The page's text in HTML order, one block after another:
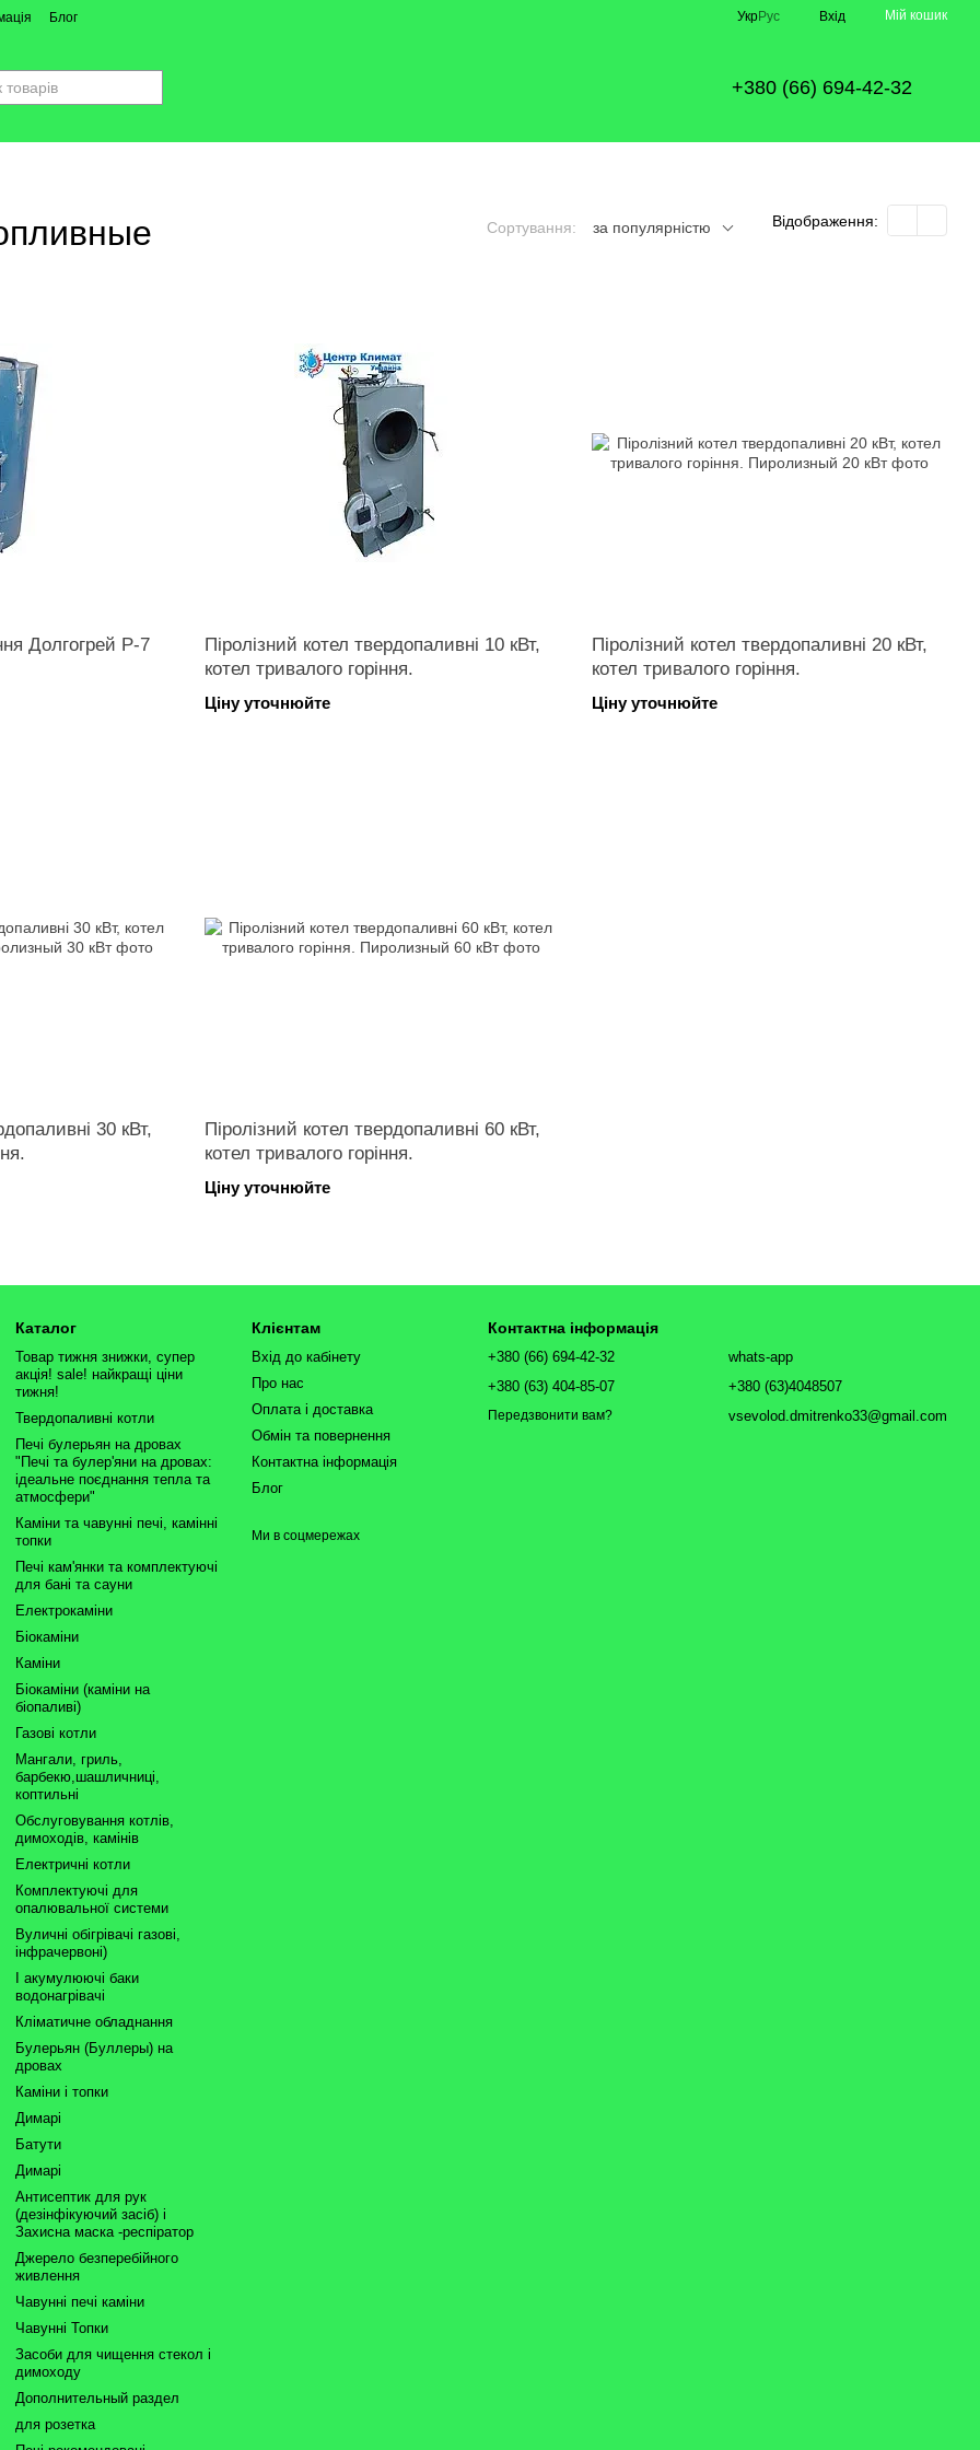
Блог УкрРус Вхід Мій кошик
+380 (66) 694-42-32
Сортування: за популярністю Відображення:
Долгогрей P-7
Піролізний котел твердопаливні 10 кВт,
котел тривалого горіння.
Ціну уточнюйте
Піролізний котел твердопаливні 20 кВт,
котел тривалого горіння.
Ціну уточнюйте
30 кВт,
Піролізний котел твердопаливні 60 кВт,
котел тривалого горіння.
Ціну уточнюйте
Каталог
Товар тижня знижки, супер
акція! sale! найкращі ціни
тижня!
Твердопаливні котли
Печі булерьян на дровах
"Печі та булер'яни на дровах:
ідеальне поєднання тепла та
атмосфери"
Каміни та чавунні печі, камінні
топки
Печі кам'янки та комплектуючі
для бані та сауни
Електрокаміни
Біокаміни
Каміни
Біокаміни (каміни на
біопаливі)
Газові котли
Мангали, гриль,
барбекю,шашличниці,
коптильні
Обслуговування котлів,
димоходів, камінів
Електричні котли
Комплектуючі для
опалювальної системи
Вуличні обігрівачі газові,
інфрачервоні)
І акумулюючі баки
водонагрівачі
Кліматичне обладнання
Булерьян (Буллеры) на
дровах
Каміни і топки
Димарі
Батути
Димарі
Антисептик для рук
(дезінфікуючий засіб) і
Захисна маска -респіратор
Джерело безперебійного
живлення
Чавунні печі каміни
Чавунні Топки
Засоби для чищення стекол і
димоходу
Дополнительный раздел
для розетка
Клієнтам
Вхід до кабінету
Про нас
Оплата і доставка
Обмін та повернення
Контактна інформація
Блог
Ми в соцмережах
Контактна інформація
+380 (66) 694-42-32
+380 (63) 404-85-07
Передзвонити вам?
whats-app
+380 (63)4048507
vsevolod.dmitrenko33@gmail.com